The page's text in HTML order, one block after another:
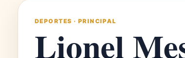
DEPORTES · PRINCIPAL
Lionel